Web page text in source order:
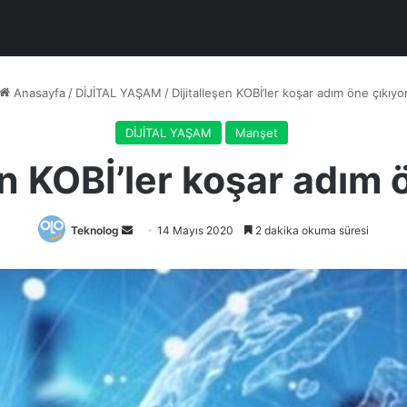
Anasayfa / DİJİTAL YAŞAM / Dijitalleşen KOBİ’ler koşar adım öne
DİJİTAL YAŞAM Manşet
koşar adım
Teknolog
Bir
posta
göndermek
14 Mayıs 2020 2 dakika okuma süresi